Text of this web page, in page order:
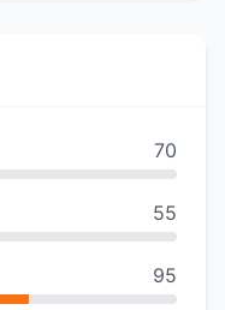
70
55
95